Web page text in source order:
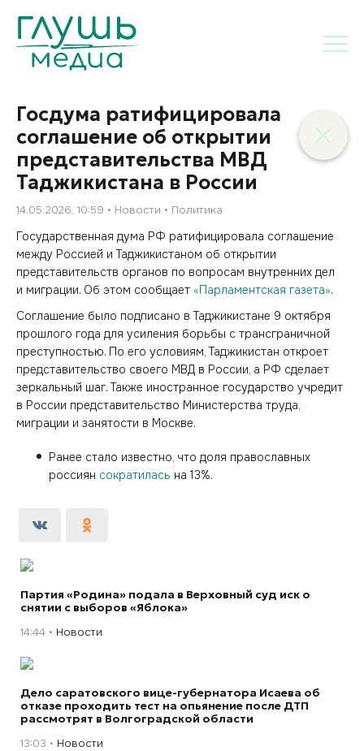
Госдума ратифицировала
соглашение об открытии
представительства МВД
Таджикистана в России
14.05.2026, 10:59 Новости Политика
Государственная дума РФ ратифицировала соглашение
между Россией и Таджикистаном об открытии
представительств органов по вопросам внутренних дел
и миграции. Об этом сообщает «Парламентская газета».
Соглашение было подписано в Таджикистане 9 октября
прошлого года для усиления борьбы с трансграничной
преступностью. По его условиям, Таджикистан откроет
представительство своего МВД в России, а РФ сделает
зеркальный шаг. Также иностранное государство учредит
в России представительство Министерства труда,
миграции и занятости в Москве.
Ранее стало известно, что доля православных
россиян сократилась на 13%.
Партия «Родина» подала в Верховный суд иск о
снятии с выборов «Яблока»
14:44 Новости
Дело саратовского вице-губернатора Исаева об
отказе проходить тест на опьянение после ДТП
рассмотрят в Волгоградской области
13:03 Новости